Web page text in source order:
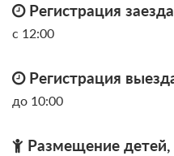
Сплит-система
Бронирование по запросу
В стоимость входит:
При отмене оплата не
Регистрация заезда
с 12:00
Регистрация
до 10:00
Размещение детей,